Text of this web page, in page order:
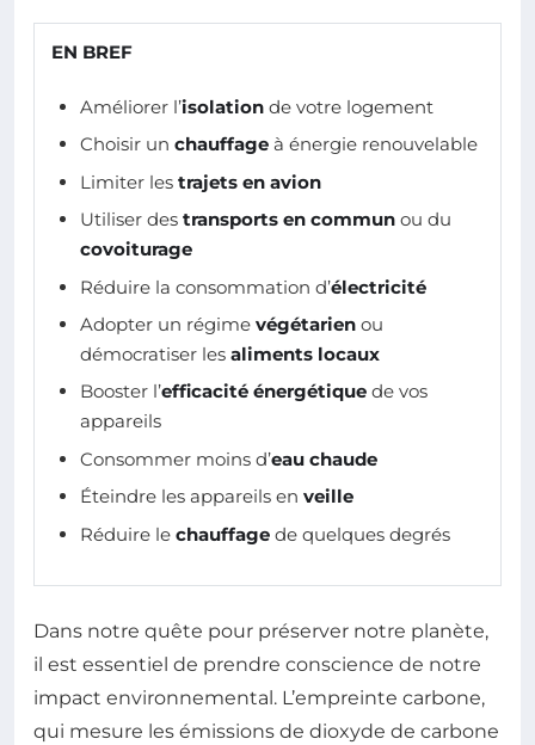
EN BREF
Améliorer l’isolation de votre logement
Choisir un chauffage à énergie renouvelable
Limiter les trajets en avion
Utiliser des transports en commun ou du
covoiturage
Réduire la consommation d’électricité
Adopter un régime végétarien ou
démocratiser les aliments locaux
Booster l’efficacité énergétique de vos
appareils
Consommer moins d’eau chaude
Éteindre les appareils en veille
Réduire le chauffage de quelques degrés
Dans notre quête pour préserver notre planète,
il est essentiel de prendre conscience de notre
impact environnemental. L’empreinte carbone,
qui mesure les émissions de dioxyde de carbone